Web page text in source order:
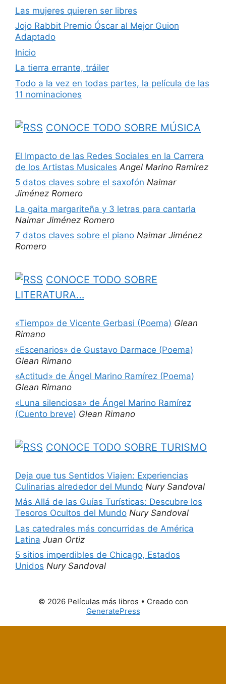
Las mujeres quieren ser libres
Jojo Rabbit Premio Óscar al Mejor Guion
Adaptado
Inicio
La tierra errante, tráiler
Todo a la vez en todas partes, la película de las
11 nominaciones
CONOCE TODO SOBRE MÚSICA
El Impacto de las Redes Sociales en la Carrera
de los Artistas Musicales Angel Marino Ramirez
5 datos claves sobre el saxofón Naimar
Jiménez Romero
La gaita margariteña y 3 letras para cantarla
Naimar Jiménez Romero
7 datos claves sobre el piano Naimar Jiménez
Romero
CONOCE TODO SOBRE
LITERATURA…
«Tiempo» de Vicente Gerbasi (Poema) Glean
Rimano
«Escenarios» de Gustavo Darmace (Poema)
Glean Rimano
«Actitud» de Ángel Marino Ramírez (Poema)
Glean Rimano
«Luna silenciosa» de Ángel Marino Ramírez
(Cuento breve) Glean Rimano
CONOCE TODO SOBRE TURISMO
Deja que tus Sentidos Viajen: Experiencias
Culinarias alrededor del Mundo Nury Sandoval
Más Allá de las Guías Turísticas: Descubre los
Tesoros Ocultos del Mundo Nury Sandoval
Las catedrales más concurridas de América
Latina Juan Ortiz
5 sitios imperdibles de Chicago, Estados
Unidos Nury Sandoval
© 2026 Películas más libros • Creado con
GeneratePress